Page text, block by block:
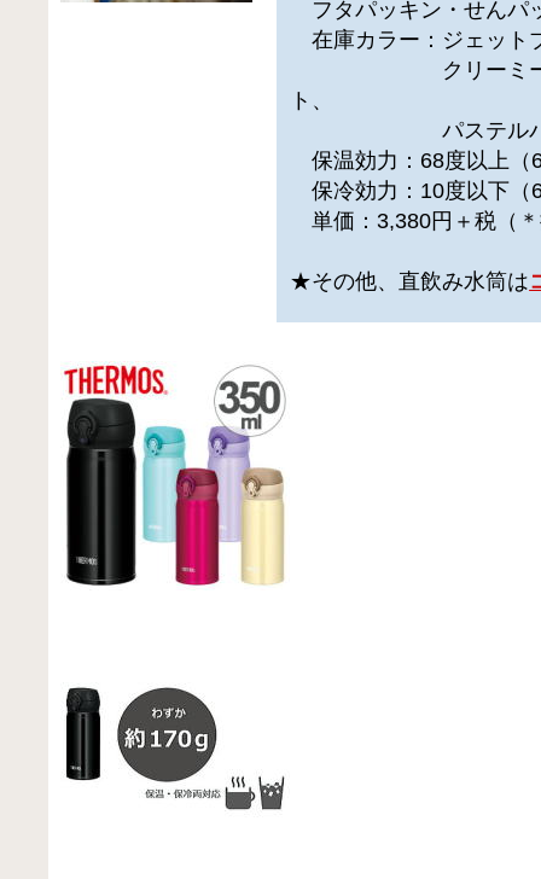
フタパッキン・せんパ
在庫カラー：ジェット
クリーミーゴー
ト、
パステルパ
保温効力：68度以上（
保冷効力：10度以下（
単価：3,380円＋税（
★その他、直飲み水筒は